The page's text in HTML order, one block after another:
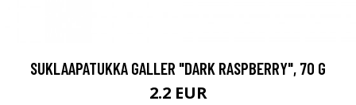
SUKLAAPATUKKA GALLER "DARK RASPBERRY", 70 G
2.2 EUR